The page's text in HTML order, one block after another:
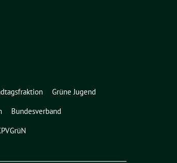
Grüne Jugend
Bundesverband